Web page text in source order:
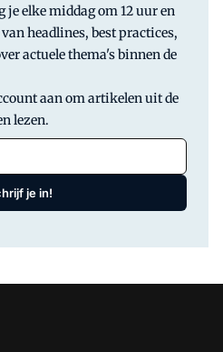
Daarmee voldoen we keurig
wet en de verplichtingen die we
elke middag om 12 uur en
headlines, best practices,
actuele thema's binnen de
aan om artikelen uit de
lezen.
je in!